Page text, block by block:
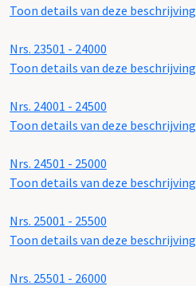
Toon details van deze beschrijving
Nrs. 23501 - 24000
Toon details van deze beschrijving
Nrs. 24001 - 24500
Toon details van deze beschrijving
Nrs. 24501 - 25000
Toon details van deze beschrijving
Nrs. 25001 - 25500
Toon details van deze beschrijving
Nrs. 25501 - 26000